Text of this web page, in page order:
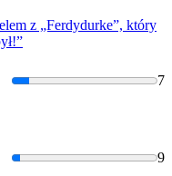
z „Ferdydurke”, który
7
9